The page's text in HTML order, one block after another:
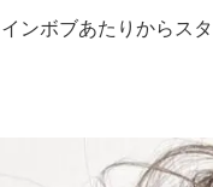
ンボブあたりからス